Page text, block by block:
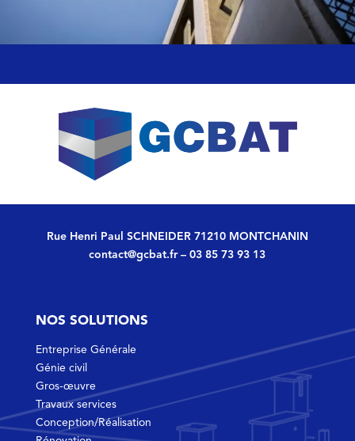
Rue Henri Paul SCHNEIDER 71210 MONTCHANIN
contact@gcbat.fr–03 85 73 93 13
NOS SOLUTIONS
Entreprise Générale
Génie civil
Gros-œuvre
Travaux services
Conception/Réalisation